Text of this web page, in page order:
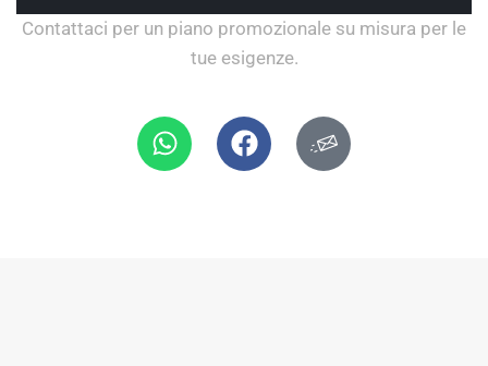
Contattaci per un piano promozionale su misura per le
tue esigenze.